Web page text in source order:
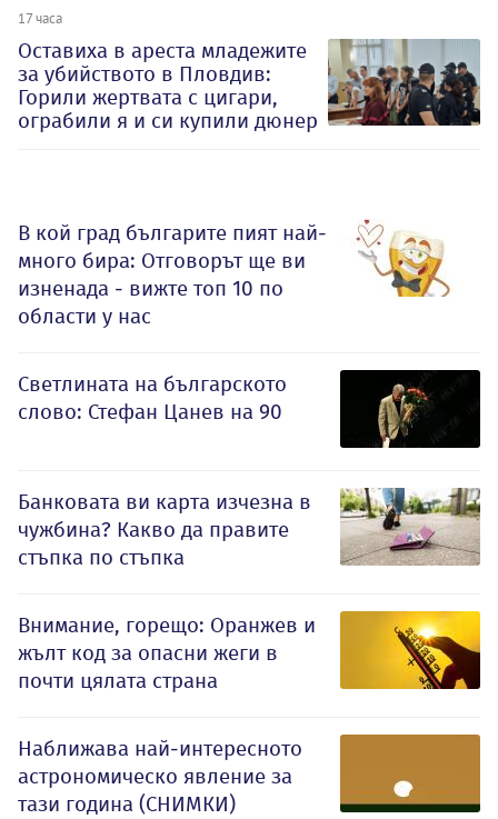
17 часа
Оставиха в ареста младежите
за убийството в Пловдив:
Горили жертвата с цигари,
ограбили я и си купили дюнер
В кой град българите пият най-
много бира: Отговорът ще ви
изненада - вижте топ 10 по
области у нас
Светлината на българското
слово: Стефан Цанев на 90
Банковата ви карта изчезна в
чужбина? Какво да правите
стъпка по стъпка
Внимание, горещо: Оранжев и
жълт код за опасни жеги в
почти цялата страна
Наближава най-интересното
астрономическо явление за
тази година (СНИМКИ)